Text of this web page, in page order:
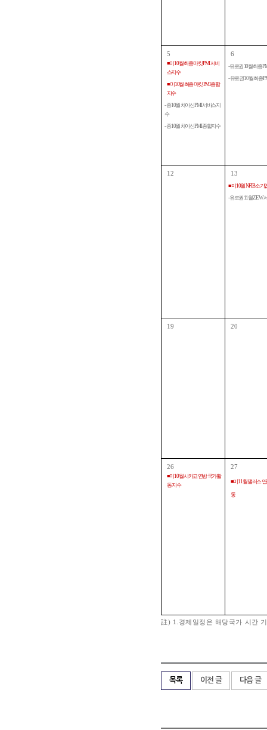
5
■ 미 10월 최종 마킷 PMI 서비
스지수
■ 미 10월 최종 마킷 PMI 종합
지수
- 중 10월 차이신 PMI 서비스지
수
- 중 10월 차이신 PMI 종합지수
6
- 유로권 10월 최종
- 유로권 10월 최종
12 13
■ 미 10월 NFIB 소기
- 유로권 11월 ZEW
19 20
26
■ 미 10월 시카고 연방 국가활
동 지수
27
■ 미 11월 댈러스
동
註) 1.경제일정은 해당국가 시간
목록 이전 글 다음 글